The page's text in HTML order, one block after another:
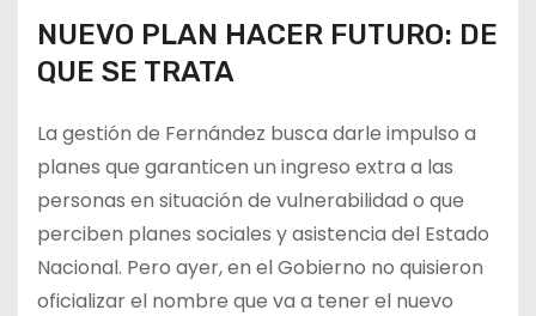
NUEVO PLAN HACER FUTURO: DE
QUE SE TRATA
La gestión de Fernández busca darle impulso a
planes que garanticen un ingreso extra a las
personas en situación de vulnerabilidad o que
perciben planes sociales y asistencia del Estado
Nacional. Pero ayer, en el Gobierno no quisieron
oficializar el nombre que va a tener el nuevo